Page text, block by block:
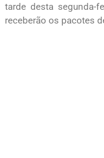
tarde desta segunda-
receberão os pacotes